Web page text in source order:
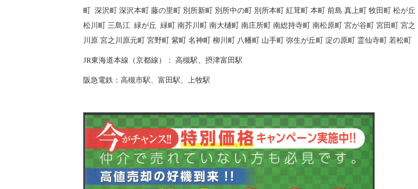
町 深沢町 深沢本町 藤の里町 別所新町 別所中の町 別所本町 紅茸町 本町 前島 真上町 牧田町 松が丘
松川町 三島江 緑が丘 緑町 南芥川町 南大樋町 南庄所町 南総持寺町 南松原町 宮が谷町 宮田町 宮之
川原 宮之川原元町 宮野町 紫町 名神町 柳川町 八幡町 山手町 弥生が丘町 淀の原町 霊仙寺町 若松町
JR東海道本線（京都線）： 高槻駅、摂津富田駅
阪急電鉄：高槻市駅、富田駅、上牧駅